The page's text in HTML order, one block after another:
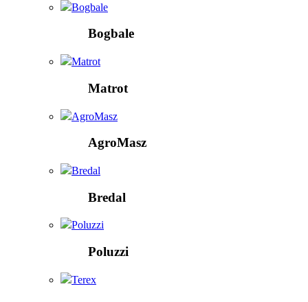
Bogbale
Bogbale
Matrot
Matrot
AgroMasz
AgroMasz
Bredal
Bredal
Poluzzi
Poluzzi
Terex